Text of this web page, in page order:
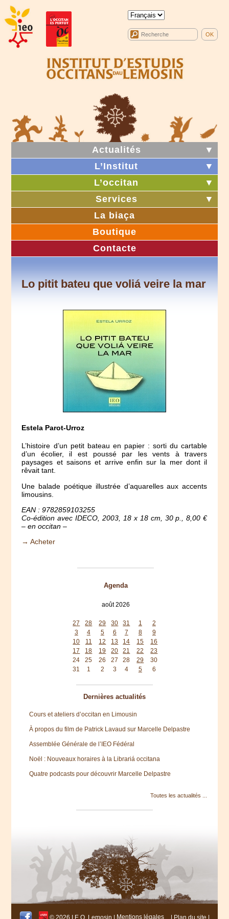
Actualités
▼
L’Institut
▼
L’occitan
▼
Services
▼
La biaça
Boutique
Contacte
Lo pitit bateu que voliá veire la mar
Estela Parot-Urroz
L’histoire d’un petit bateau en papier : sorti du cartable
d’un écolier, il est poussé par les vents à travers
paysages et saisons et arrive enfin sur la mer dont il
rêvait tant.
Une balade poétique illustrée d’aquarelles aux accents
limousins.
EAN : 9782859103255
Co-édition avec IDECO, 2003, 18 x 18 cm, 30 p., 8,00 €
– en occitan –
→ Acheter
Agenda
août 2026
27
28 29 30 31 1
2
3
4 5 6 7 8
9
10
11 12 13 14 15
16
17
18 19 20 21 22
23
24
25 26 27 28 29
30
31
1 2 3 4 5 6
Dernières actualités
Cours et ateliers d’occitan en Limousin
À propos du film de Patrick Lavaud sur Marcelle Delpastre
Assemblée Générale de l’IEO Fédéral
Noël : Nouveaux horaires à la Librariá occitana
Quatre podcasts pour découvrir Marcelle Delpastre
Toutes les actualités ...
© 2026 I.E.O. Lemosin | Mentions légales | Plan du site |